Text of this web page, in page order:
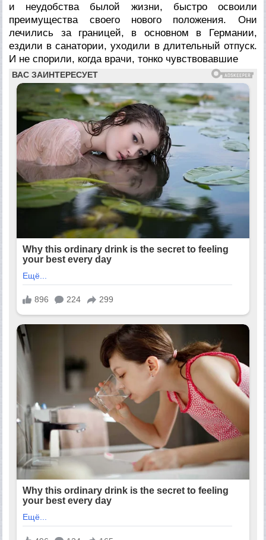
и неудобства былой жизни, быстро освоили
преимущества своего нового положения. Они
лечились за границей, в основном в Германии,
ездили в санатории, уходили в длительный отпуск.
И не спорили, когда врачи, тонко чувствовавшие